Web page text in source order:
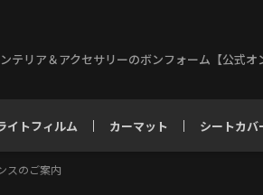
テリア＆アクセサリーのボンフォーム【公式オ
イトフィルム カーマット シートカバ
スのご案内